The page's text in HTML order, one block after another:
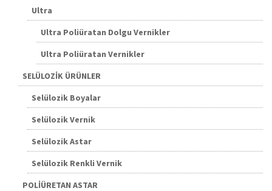
Ultra
Ultra Poliüratan Dolgu Vernikler
Ultra Poliüratan Vernikler
SELÜLOZİK ÜRÜNLER
Selülozik Boyalar
Selülozik Vernik
Selülozik Astar
Selülozik Renkli Vernik
POLİÜRETAN ASTAR